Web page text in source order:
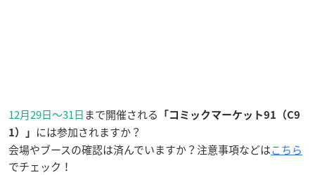
12月29日〜31日まで開催される
「コミックマーケット91（C9
1）」
には参加されますか？
会場やブースの確認は済んでいますか？注意事項などはこちら
でチェック！